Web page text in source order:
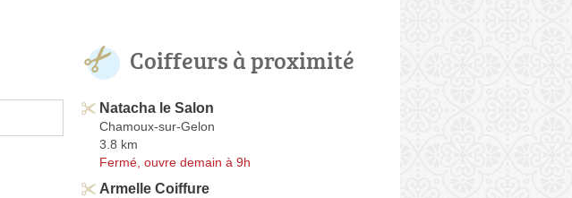
Coiffeurs à proximité
Natacha le Salon
Chamoux-sur-Gelon
3.8 km
Fermé, ouvre demain à 9h
Armelle Coiffure